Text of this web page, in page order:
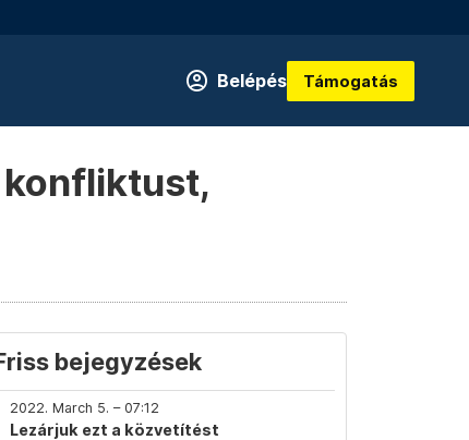
Belépés Támogatás
konfliktust,
bejegyzések
2022. March 5. – 07:12
Lezárjuk ezt a közvetítést